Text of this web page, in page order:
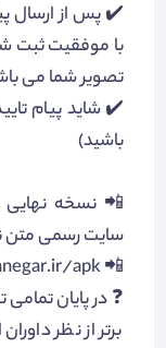
✔️ پس از ارسال
با موفقیت ثبت
تصویر شما می
✔️ شاید پیام
باشید)
📲 نسخه نهایی
سایت رسمی متن
📲 Link Download : www.matnnegar.ir/apk
برتر از نظر